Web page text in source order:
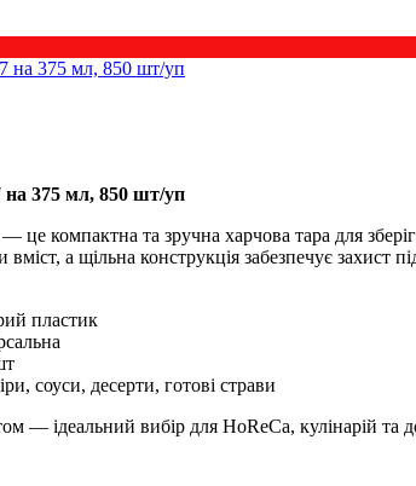
на 375 мл, 850 шт/уп
компактна та зручна харчова тара для
а щільна конструкція забезпечує захист
пластик
соуси, десерти, готові страви
— ідеальний вибір для HoReCa, кулінарій та